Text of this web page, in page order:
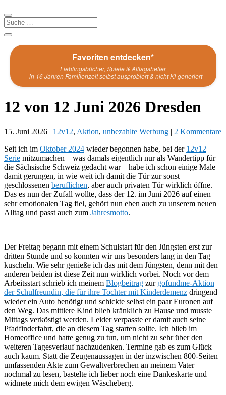
Favoriten entdecken*
Lieblingsbücher, Spiele & Alltagshelfer
– in 16 Jahren Familienzeit selbst ausprobiert & nicht KI-generiert
12 von 12 Juni 2026 Dresden
15. Juni 2026 | 12v12, Aktion, unbezahlte Werbung | 2 Kommentare
Seit ich im Oktober 2024 wieder begonnen habe, bei der 12v12
Serie mitzumachen – was damals eigentlich nur als Wandertipp für
die Sächsische Schweiz gedacht war – habe ich schon einige Male
damit gerungen, in wie weit ich damit die Tür zur sonst
geschlossenen beruflichen, aber auch privaten Tür wirklich öffne.
Das es nun der Zufall wollte, dass der 12. im Juni 2026 auf einen
sehr emotionalen Tag fiel, gehört nun eben auch zu unserem neuen
Alltag und passt auch zum Jahresmotto.
Der Freitag begann mit einem Schulstart für den Jüngsten erst zur
dritten Stunde und so konnten wir uns besonders lang in den Tag
kuscheln. Wie sehr genieße ich das mit dem Jüngsten, denn mit den
anderen beiden ist diese Zeit nun wirklich vorbei. Noch vor dem
Arbeitsstart schrieb ich meinem Blogbeitrag zur gofundme-Aktion
der Schulfreundin, die für ihre Tochter mit Kinderdemenz dringend
wieder ein Auto benötigt und schickte selbst ein paar Euronen auf
den Weg. Das mittlere Kind blieb kränklich zu Hause und musste
Mittags verköstigt werden. Leider verpasste er damit auch seine
Pfadfinderfahrt, die an diesem Tag starten sollte. Ich blieb im
Homeoffice und hatte genug zu tun, um nicht zu sehr über den
weiteren Tagesverlauf nachzudenken. Termine gab es zum Glück
auch kaum. Statt die Zeugenaussagen in der inzwischen 800-Seiten
umfassenden Akte zum Gewaltverbrechen an meinem Vater
nochmal zu lesen, bastelte ich lieber noch eine Dankeskarte und
widmete mich dem ewigen Wäscheberg.